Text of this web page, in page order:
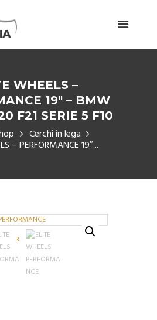
WHEELS –
19″ – BMW
F21 SERIE 5 F10
Cerchi in lega
– PERFORMANCE 19″...